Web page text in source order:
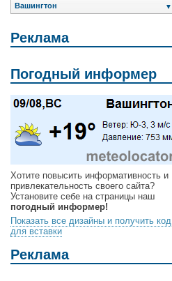
Вашингтон ▼
Реклама
Погодный информер
Хотите повысить информативность и
привлекательность своего сайта?
Установите себе на страницы наш
погодный информер!
Показать все дизайны и получить код
для вставки
Реклама